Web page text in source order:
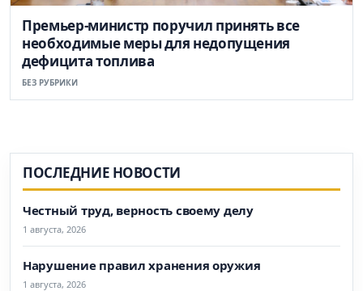
Премьер-министр поручил принять все
необходимые меры для недопущения
дефицита топлива
БЕЗ РУБРИКИ
ПОСЛЕДНИЕ НОВОСТИ
Честный труд, верность своему делу
1 августа, 2026
Нарушение правил хранения оружия
1 августа, 2026